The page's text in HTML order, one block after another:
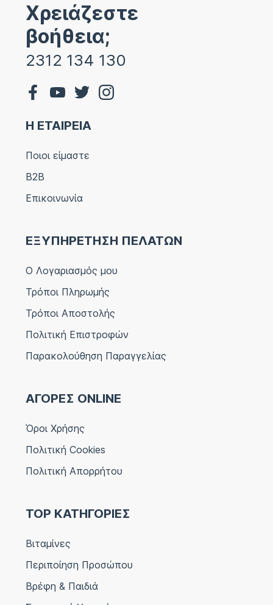
Χρειάζεστε
βοήθεια;
2312 134 130
Η ΕΤΑΙΡΕΙΑ
Ποιοι είμαστε
B2B
Επικοινωνία
ΕΞΥΠΗΡΕΤΗΣΗ ΠΕΛΑΤΩΝ
Ο Λογαριασμός μου
Τρόποι Πληρωμής
Τρόποι Αποστολής
Πολιτική Επιστροφών
Παρακολούθηση Παραγγελίας
ΑΓΟΡΕΣ ONLINE
Όροι Χρήσης
Πολιτική Cookies
Πολιτική Απορρήτου
TOP ΚΑΤΗΓΟΡΙΕΣ
Βιταμίνες
Περιποίηση Προσώπου
Βρέφη & Παιδιά